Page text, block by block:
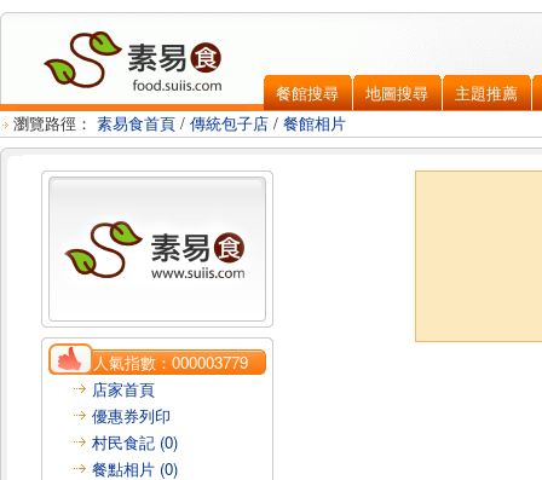
餐館搜尋 地圖搜尋
主題推薦
瀏覽路徑： 素易食首頁 / 傳統包子店 / 餐館相片
人氣指數：000003779
店家首頁
優惠券列印
村民食記 (0)
餐點相片 (0)